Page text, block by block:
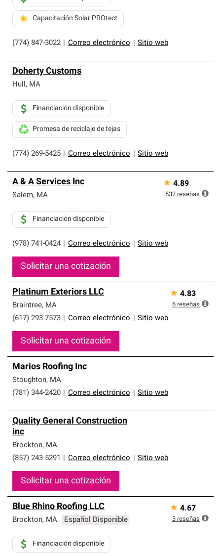
(774) 847-3022 Correo electrónico Sitio web
Capacitación Solar PROtect
Doherty Customs
Hull, MA
(774) 269-5425 Correo electrónico Sitio web
Financiación disponible
Promesa de reciclaje de tejas
A & A Services Inc
Salem, MA
(978) 741-0424 Correo electrónico Sitio web
Financiación disponible
Solicitar una cotización
★ 4.89
532 reseñas
Platinum Exteriors LLC
Braintree, MA
(617) 293-7573
Correo electrónico Sitio web
Solicitar una cotización
★ 4.83
6 reseñas
Marios Roofing Inc
Stoughton, MA
(781) 344-2420
Correo electrónico Sitio web
Quality General Construction
inc
Brockton, MA
(857) 243-5291
Correo electrónico Sitio web
Solicitar una cotización
Blue Rhino Roofing LLC
Brockton, MA Español Disponible
Financiación disponible
★ 4.67
3 reseñas